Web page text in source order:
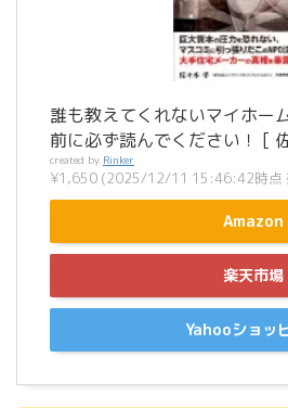
誰も教えてくれないマイホー
前に必ず読んでください！ [
created by Rinker
¥1,650 (2025/12/11 15:46:42時点
Amazon
楽天市場
Yahooショッ